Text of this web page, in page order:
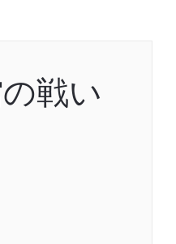
戦い